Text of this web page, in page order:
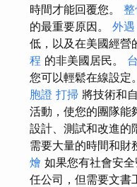
時間才能回覆您。
的最重要原因。 外遇
低，以及在美國經
程 的非美國居民。
您可以輕鬆在線設定
胞證 打掃 將技術和
活動，使您的團隊能
設計、測試和改進的
需要大量的時間和財
燴 如果您有社會安
任公司，但需要文書